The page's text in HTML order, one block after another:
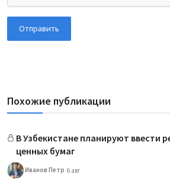
Отправить
Похожие публикации
В Узбекистане планируют ввести
ценных бумаг
Иванов Петр 6 авг